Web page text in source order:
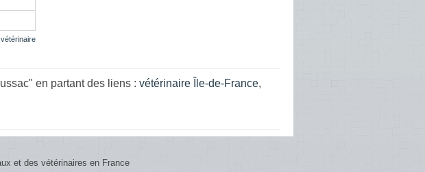
en partant des liens : vétérinaire Île-de-France,
et des vétérinaires en France